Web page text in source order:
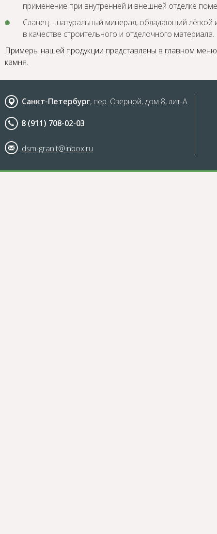
применение при внутренней и внешней отделке
Сланец – натуральный минерал, обладающий лёгкой
в качестве строительного и отделочного материала.
Примеры нашей продукции представлены в главном
камня.
Санкт-Петербург, пер. Озерной, дом 8, лит-А
8 (911) 708-02-03
dsm-granit@inbox.ru